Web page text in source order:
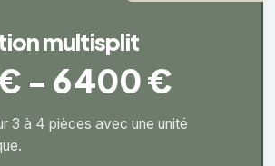
multisplit
- 6 400 €
3 à 4 pièces avec une unité